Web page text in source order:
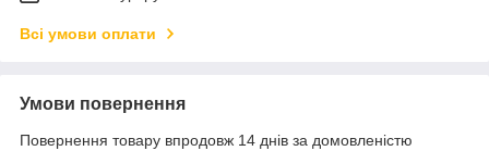
Всі умови оплати
Умови повернення
Повернення товару впродовж 14 днів за домовленістю